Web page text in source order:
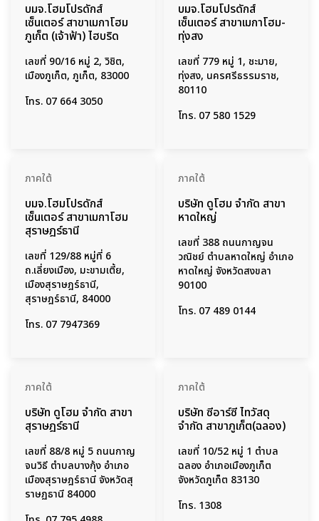
บมจ.โฮมโปรดักส์
เซ็นเตอร์ สาขาเมกาโฮม
ภูเก็ต (เจ้าฟ้า) ไฮบริด
เลขที่ 90/16 หมู่ 2, วิชิต,
เมืองภูเก็ต, ภูเก็ต, 83000
โทร. 07 664 3050
บมจ.โฮมโปรดักส์
เซ็นเตอร์ สาขาเมกาโฮม-
ทุ่งสง
เลขที่ 779 หมู่ 1, ชะมาย,
ทุ่งสง, นครศรีธรรมราช,
80110
โทร. 07 580 1529
ภาคใต้
บมจ.โฮมโปรดักส์
เซ็นเตอร์ สาขาเมกาโฮม
สุราษฎร์ธานี
เลขที่ 129/88 หมู่ที่ 6
ถ.เลี่ยงเมือง, มะขามเตี้ย,
เมืองสุราษฎร์ธานี,
สุราษฎร์ธานี, 84000
โทร. 07 7947369
ภาคใต้
บริษัท ดูโฮม จำกัด สาขา
หาดใหญ่
เลขที่ 388 ถนนกาญจน
วณิชย์ ตำบลหาดใหญ่ อำเภอ
หาดใหญ่ จังหวัดสงขลา
90100
โทร. 07 489 0144
ภาคใต้
บริษัท ดูโฮม จำกัด สาขา
สุราษฎร์ธานี
เลขที่ 88/8 หมู่ 5 ถนนกาญ
จนวิธี ตำบลบางกุ้ง อำเภอ
เมืองสุราษฎร์ธานี จังหวัดสุ
ราษฏธานี 84000
ภาคใต้
บริษัท ซีอาร์ซี ไทวัสดุ
จำกัด สาขาภูเก็ต(ฉลอง)
เลขที่ 10/52 หมู่ 1 ตำบล
ฉลอง อำเภอเมืองภูเก็ต
จังหวัดภูเก็ต 83130
โทร. 1308